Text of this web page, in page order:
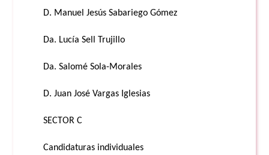
D. Manuel Jesús Sabariego Gómez
Da. Lucía Sell Trujillo
Da. Salomé Sola-Morales
D. Juan José Vargas Iglesias
SECTOR C
Candidaturas individuales